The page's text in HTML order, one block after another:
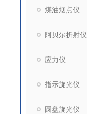
煤油烟点仪
阿贝尔折射仪
应力仪
指示旋光仪
圆盘旋光仪